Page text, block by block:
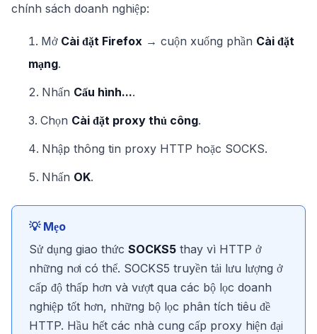
chính sách doanh nghiệp:
Mở Cài đặt Firefox → cuộn xuống phần Cài đặt
mạng.
Nhấn Cấu hình....
Chọn Cài đặt proxy thủ công.
Nhập thông tin proxy HTTP hoặc SOCKS.
Nhấn OK.
💡 Mẹo
Sử dụng giao thức SOCKS5 thay vì HTTP ở
những nơi có thể. SOCKS5 truyền tải lưu lượng ở
cấp độ thấp hơn và vượt qua các bộ lọc doanh
nghiệp tốt hơn, những bộ lọc phân tích tiêu đề
HTTP. Hầu hết các nhà cung cấp proxy hiện đại